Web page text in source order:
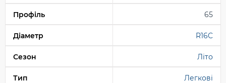
Профіль 65
Діаметр R16C
Сезон Літо
Тип Легкові